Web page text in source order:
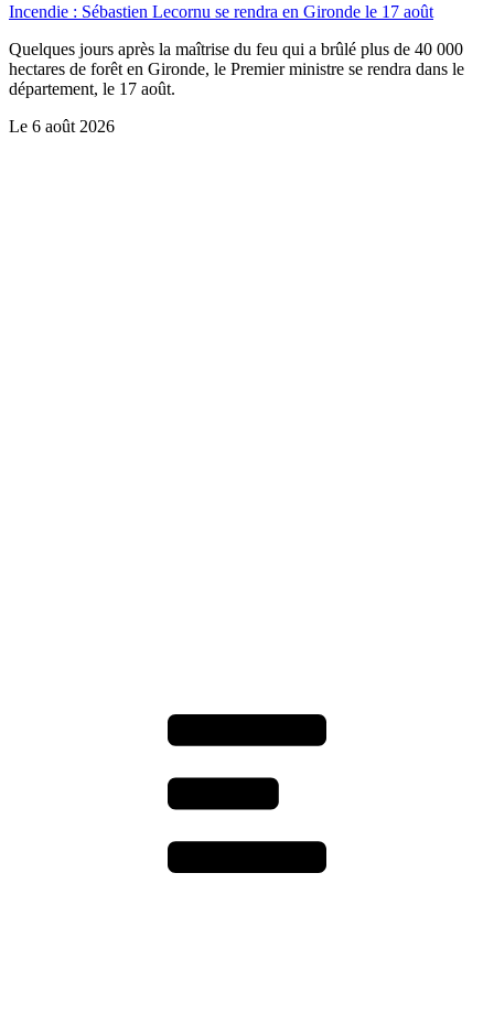
Incendie : Sébastien Lecornu se rendra en Gironde le 17 août
Quelques jours après la maîtrise du feu qui a brûlé plus de 40 000
hectares de forêt en Gironde, le Premier ministre se rendra dans le
département, le 17 août.
Le 6 août 2026